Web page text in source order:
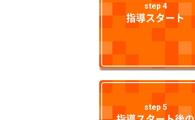
step 4
指導スタート
step 5